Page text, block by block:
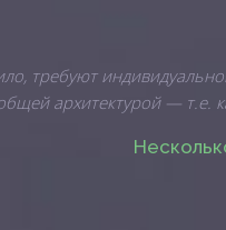
требуют
архитектурой — т.е.